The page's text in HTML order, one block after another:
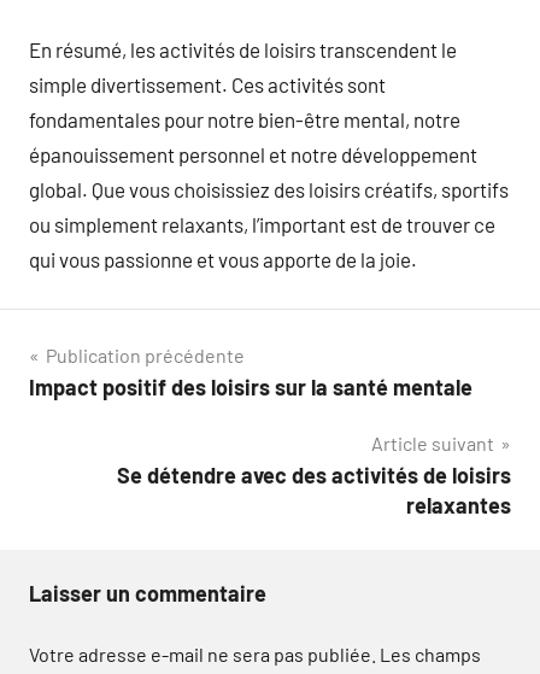
En résumé, les activités de loisirs transcendent le
simple divertissement. Ces activités sont
fondamentales pour notre bien-être mental, notre
épanouissement personnel et notre développement
global. Que vous choisissiez des loisirs créatifs, sportifs
ou simplement relaxants, l’important est de trouver ce
qui vous passionne et vous apporte de la joie.
Navigation
de
Publication précédente
Impact positif des loisirs sur la santé mentale
Article suivant
Se détendre avec des activités de loisirs
relaxantes
Laisser un commentaire
Votre adresse e-mail ne sera pas publiée. Les champs